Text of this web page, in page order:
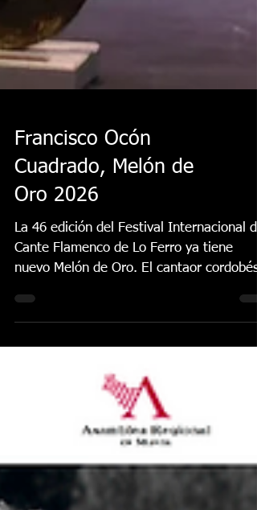
Francisco Ocón
Oro 2026
La 46 edición del Festival Internacional de
Cante Flamenco de Lo Ferro ya tiene
Ferro tras demostrar su arte con una
soleá, unas alegrías de Córdoba y una
petenera con el toque de Antonio Carrión.
El Melón de Oro de este año tiene el valor
todos los festivales. Además de obtener
placa ‘Sebastián Escudero’. El premio ‘